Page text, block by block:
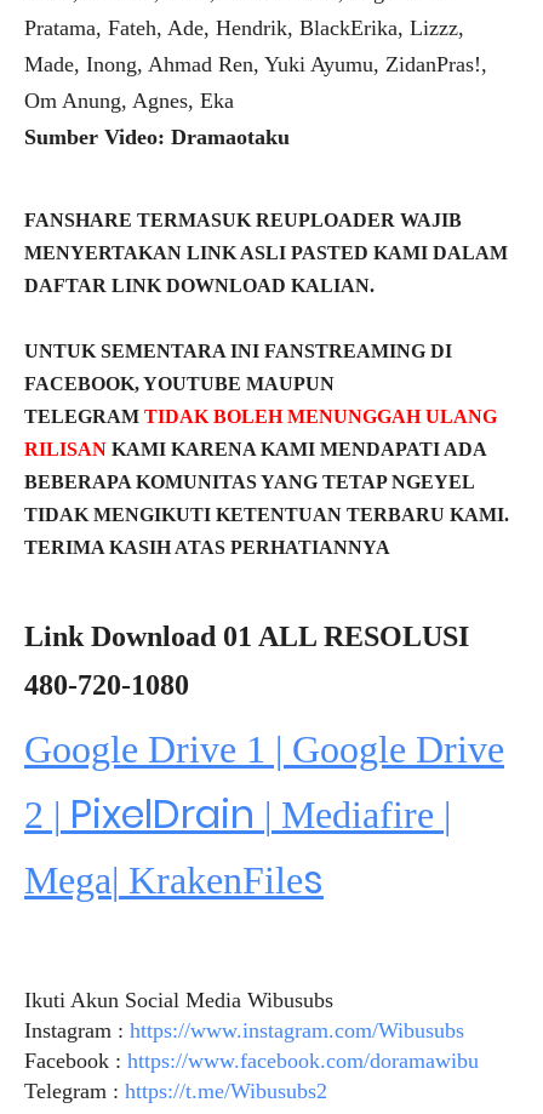
Pratama, Fateh, Ade, Hendrik, BlackErika, Lizzz,
Made, Inong, Ahmad Ren, Yuki Ayumu, ZidanPras!,
Om Anung, Agnes, Eka
Sumber Video: Dramaotaku
FANSHARE TERMASUK REUPLOADER WAJIB
MENYERTAKAN LINK ASLI PASTED KAMI DALAM
DAFTAR LINK DOWNLOAD KALIAN.
UNTUK SEMENTARA INI FANSTREAMING DI
FACEBOOK, YOUTUBE MAUPUN
TELEGRAM TIDAK BOLEH MENUNGGAH ULANG
RILISAN KAMI KARENA KAMI MENDAPATI ADA
BEBERAPA KOMUNITAS YANG TETAP NGEYEL
TIDAK MENGIKUTI KETENTUAN TERBARU KAMI.
TERIMA KASIH ATAS PERHATIANNYA
Link Download 01 ALL RESOLUSI
480-720-1080
Google Drive 1 | Google Drive
2 | PixelDrain | Mediafire |
Mega| KrakenFiles
Ikuti Akun Social Media Wibusubs
Instagram : https://www.instagram.com/Wibusubs
Facebook : https://www.facebook.com/doramawibu
Telegram : https://t.me/Wibusubs2